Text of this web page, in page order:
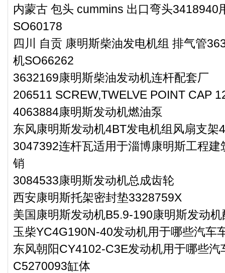
内蒙古 包头 cummins 出口弯头3418940
SO60178
四川 自贡 康明斯柴油发电机组 排气管
机SO66262
3632169康明斯柴油发动机连杆配套厂
206511 SCREW,TWELVE POINT CAP
4063884康明斯发动机燃油泵
东风康明斯发动机4BT发电机组风扇支架
3047392连杆瓦适用于淄博康明斯工程建
销
3084533康明斯发动机总成齿轮
西安康明斯托架密封垫3328759X
美国康明斯发动机B5.9-190康明斯发动机
玉柴YC4G190N-40发动机用于哪些汽车
东风朝阳CY4102-C3E发动机用于哪些汽
C5270093缸体